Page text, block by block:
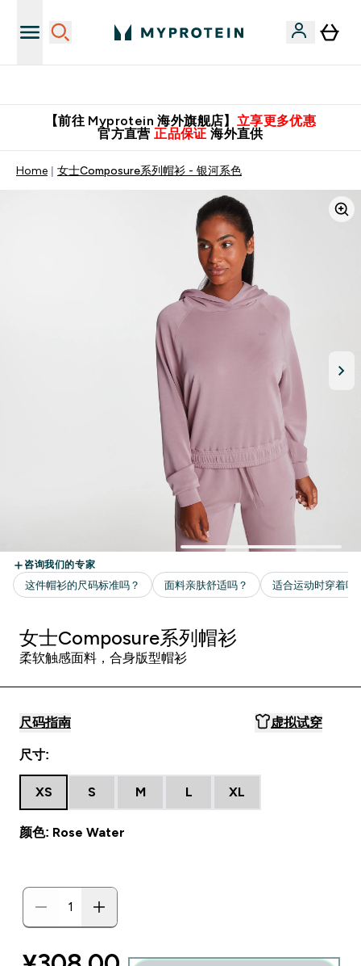
【前往 Myprotein 海外旗舰店】 立享更多优惠
官方直营 正品保证 海外直供
Home 女士Composure系列帽衫 - 银河系色
女士Composure系列帽衫
柔软触感面料，合身版型帽衫
尺码指南 虚拟试穿
尺寸:
XS S M L XL
颜色: Rose Water